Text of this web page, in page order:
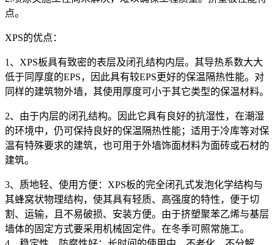
点。
XPS的优点：
1、XPS板具有致密的表层及闭孔结构内层。其导热系数大大
低于同厚度的EPS，因此具有较EPS更好的保温隔热性能。对
同样的建筑物外墙，其使用厚度可小于其它类型的保温材料。
2、由于内层的闭孔结构。因此它具有良好的抗湿性，在潮湿
的环境中，仍可保持良好的保温隔热性能；适用于冷库等对保
温有特殊要求的建筑，也可用于外墙饰面材料为面砖或石材的
建筑。
3、质地轻、使用方便：XPS板的完全闭孔式发泡化学结构与
其蜂窝状物理结构，使其具有轻质、高强度的特性，便于切
割、运输，且不易破损、安装方便。由于挤塑聚苯乙烯与基层
墙体的固定方式要采用机械固定件。在冬季可照常施工。